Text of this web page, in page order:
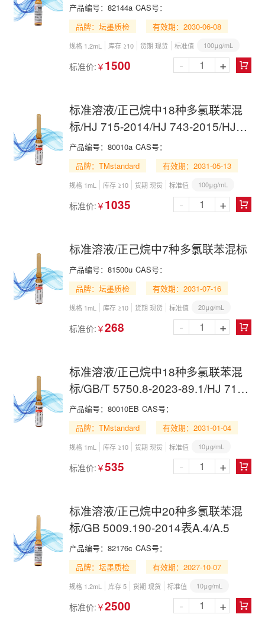
产品编号： 82144a CAS号：
品牌：坛墨质检
有效期：2030-06-08
规格 1.2mL 库存 ≥10 货期 现货 标准值 100μg/mL
标准价: ￥ 1500 
- +
标准溶液/正己烷中18种多氯联苯混
标/HJ 715-2014/HJ 743-2015/HJ
891-2017/18 PCBs Mix in n-
Hexane
产品编号： 80010a CAS号：
品牌：TMstandard
有效期：2031-05-13
规格 1mL 库存 ≥10 货期 现货 标准值 100μg/mL
标准价: ￥ 1035 
- +
标准溶液/正己烷中7种多氯联苯混标
产品编号： 81500u CAS号：
品牌：坛墨质检
有效期：2031-07-16
规格 1mL 库存 ≥10 货期 现货 标准值 20μg/mL
标准价: ￥268 
- +
标准溶液/正己烷中18种多氯联苯混
标/GB/T 5750.8-2023-89.1/HJ 715-
2014/HJ 743-2015/HJ 891-2017/18
PCBs Mix in n-Hexane
产品编号： 80010EB CAS号：
品牌：TMstandard
有效期：2031-01-04
规格 1mL 库存 ≥10 货期 现货 标准值 10μg/mL
标准价: ￥535 
- +
标准溶液/正己烷中20种多氯联苯混
标/GB 5009.190-2014表A.4/A.5
产品编号： 82176c CAS号：
品牌：坛墨质检
有效期：2027-10-07
规格 1.2mL 库存 5 货期 现货 标准值 10μg/mL
标准价: ￥2500 
- +